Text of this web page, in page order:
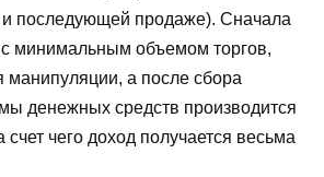
последующей продаже). Сначала
минимальным объемом торгов,
манипуляции, а после сбора
денежных средств производится
чего доход получается весьма